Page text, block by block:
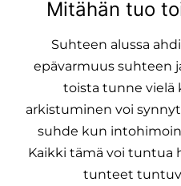
Mitähän tuo
Suhteen alussa
epävarmuus suhteen
toista tunne vielä
arkistuminen voi
suhde kun
Kaikki tämä voi tuntua
tunteet